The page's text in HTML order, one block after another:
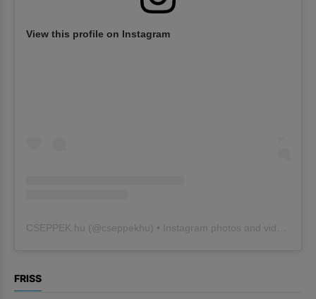
View this profile on Instagram
CSEPPEK.hu (@cseppekhu ) • Instagram photos and videos
FRISS